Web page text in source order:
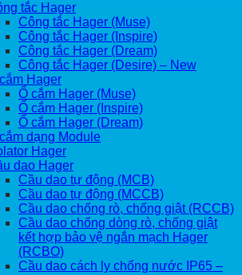
tắc Hager
Công tắc Hager (Muse)
Công tắc Hager (Inspire)
Công tắc Hager (Dream)
Công tắc Hager (Desire) – New
Hager
Ổ cắm Hager (Muse)
Ổ cắm Hager (Inspire)
Ổ cắm Hager (Dream)
dạng Module
Hager
dao Hager
Cầu dao tự động (MCB)
Cầu dao tự động (MCCB)
Cầu dao chống rò, chống giật (RCCB)
Cầu dao chống dòng rò, chống giật
kết hợp bảo vệ ngắn mạch Hager
(RCBO)
Cầu dao cách ly chống nước IP65 –